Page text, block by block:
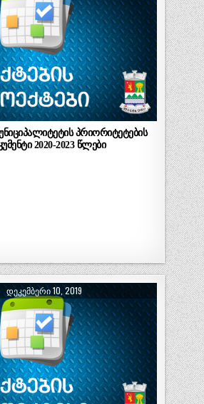
პრიორიტეტების
2020-2023 წლები
ᲓᲔᲙᲔᲛᲑᲔᲠᲘ 10, 2019